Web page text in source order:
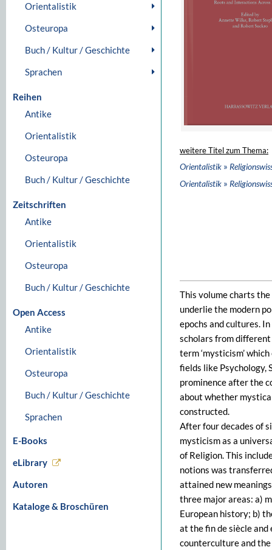
Orientalistik
Osteuropa
Buch / Kultur / Geschichte
Sprachen
Reihen
Antike
Orientalistik
Osteuropa
Buch / Kultur / Geschichte
Zeitschriften
Antike
Orientalistik
Osteuropa
Buch / Kultur / Geschichte
Open Access
Antike
Orientalistik
Osteuropa
Buch / Kultur / Geschichte
Sprachen
E-Books
eLibrary
Autoren
Kataloge & Broschüren
weitere Titel zum Thema:
Orientalistik »
Orientalistik »
This volume charts
underlie the modern
epochs and cultures.
scholars from
term ‘mysticism’
fields like Psychology,
prominence after the
about whether
constructed.
After four decades of
mysticism as a
of Religion. This
notions was
attained new
three major areas: a)
European history; b)
at the fin de siècle
counterculture and